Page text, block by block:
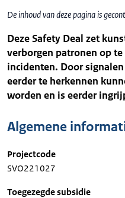
De inhoud van deze pagina is
Deze Safety Deal zet
verborgen patronen op
incidenten. Door
eerder te herkennen
worden en is eerder
Algemene
Projectcode
SVO221027
Toegezegde subsidie